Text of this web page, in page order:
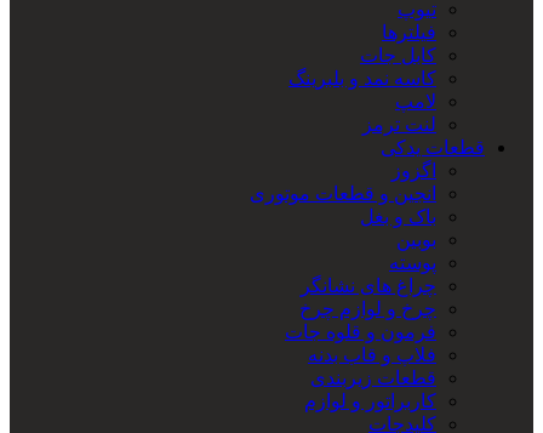
تیوپ
فیلترها
کابل جات
کاسه نمد و بلبرینگ
لامپ
لنت ترمز
قطعات یدکی
اگزوز
انجین و قطعات موتوری
باک و بغل
بوبین
پوسته
چراغ های نشانگر
چرخ و لوازم چرخ
فرمون و قلوه جات
فلاپ و قاب بدنه
قطعات زیربندی
کاربراتور و لوازم
کلیدجات